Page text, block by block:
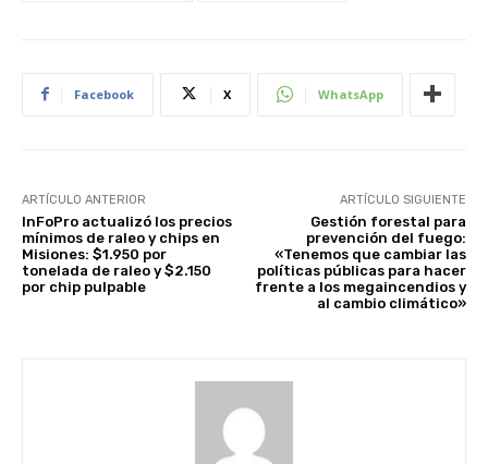
Facebook X WhatsApp
ARTÍCULO ANTERIOR
InFoPro actualizó los precios
mínimos de raleo y chips en
Misiones: $1.950 por
tonelada de raleo y $2.150
por chip pulpable
ARTÍCULO SIGUIENTE
Gestión forestal para
prevención del fuego:
«Tenemos que cambiar las
políticas públicas para hacer
frente a los megaincendios y
al cambio climático»